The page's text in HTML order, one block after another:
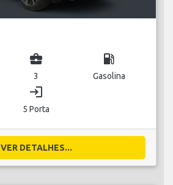
business_center
3
local_gas_station
Gasolina
login
5 Porta
VER DETALHES...